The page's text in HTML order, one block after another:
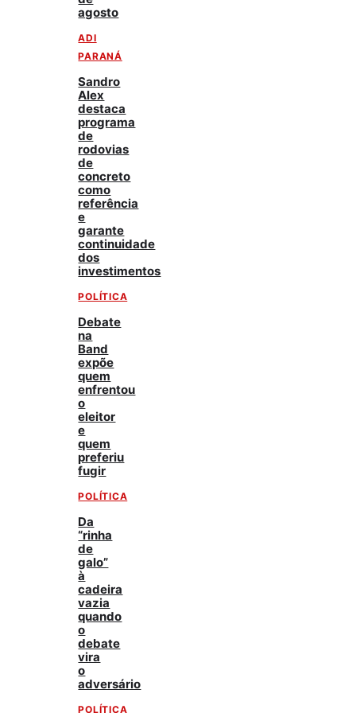
agosto
ADI
PARANÁ
Sandro
Alex
destaca
programa
de
rodovias
de
concreto
como
referência
e
garante
continuidade
dos
investimentos
POLÍTICA
Debate
na
Band
expõe
quem
enfrentou
o
eleitor
e
quem
preferiu
fugir
POLÍTICA
Da
“rinha
de
galo”
à
cadeira
vazia
quando
o
debate
vira
o
adversário
POLÍTICA